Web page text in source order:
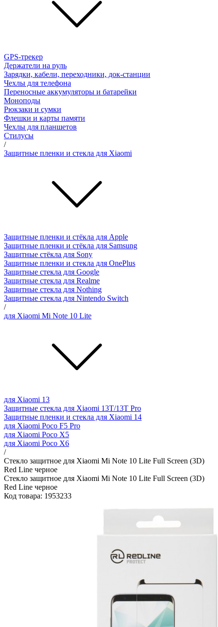
GPS-трекер
Держатели на руль
Зарядки, кабели, переходники, док-станции
Чехлы для телефона
Переносные аккумуляторы и батарейки
Моноподы
Рюкзаки и сумки
Флешки и карты памяти
Чехлы для планшетов
Стилусы
/
Защитные пленки и стекла для Xiaomi
Защитные пленки и стёкла для Apple
Защитные пленки и стёкла для Samsung
Защитные стёкла для Sony
Защитные пленки и стекла для OnePlus
Защитные стекла для Google
Защитные стекла для Realme
Защитные стекла для Nothing
Защитные стекла для Nintendo Switch
/
для Xiaomi Mi Note 10 Lite
для Xiaomi 13
Защитные стекла для Xiaomi 13T/13T Pro
Защитные пленки и стекла для Xiaomi 14
для Xiaomi Poco F5 Pro
для Xiaomi Poco X5
для Xiaomi Poco X6
/
Стекло защитное для Xiaomi Mi Note 10 Lite Full Screen (3D)
Red Line черное
Стекло защитное для Xiaomi Mi Note 10 Lite Full Screen (3D)
Red Line черное
Код товара: 1953233